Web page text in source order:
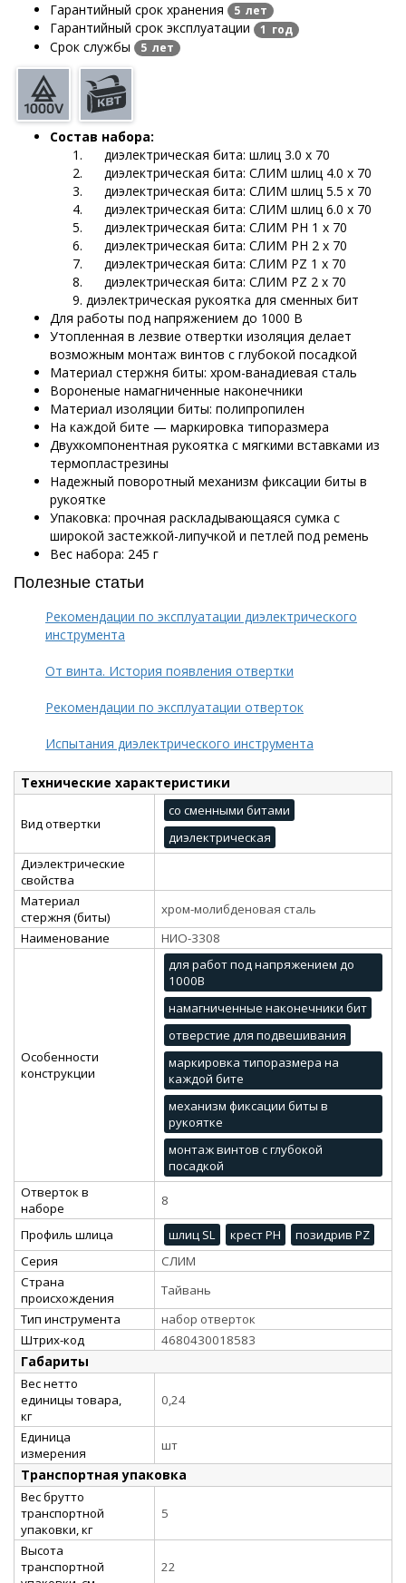
Гарантийный срок хранения 5 лет
Гарантийный срок эксплуатации 1 год
Срок службы 5 лет
Состав набора:
диэлектрическая бита: шлиц 3.0 х 70
диэлектрическая бита: СЛИМ шлиц 4.0 х 70
диэлектрическая бита: СЛИМ шлиц 5.5 х 70
диэлектрическая бита: СЛИМ шлиц 6.0 х 70
диэлектрическая бита: СЛИМ PH 1 х 70
диэлектрическая бита: СЛИМ PH 2 х 70
диэлектрическая бита: СЛИМ PZ 1 х 70
диэлектрическая бита: СЛИМ PZ 2 х 70
диэлектрическая рукоятка для сменных бит
Для работы под напряжением до 1000 В
Утопленная в лезвие отвертки изоляция делает
возможным монтаж винтов с глубокой посадкой
Материал стержня биты: хром-ванадиевая сталь
Вороненые намагниченные наконечники
Материал изоляции биты: полипропилен
На каждой бите — маркировка типоразмера
Двухкомпонентная рукоятка с мягкими вставками из
термопластрезины
Надежный поворотный механизм фиксации биты в
рукоятке
Упаковка: прочная раскладывающаяся сумка с
широкой застежкой-липучкой и петлей под ремень
Вес набора: 245 г
Полезные статьи
Рекомендации по эксплуатации диэлектрического
инструмента
От винта. История появления отвертки
Рекомендации по эксплуатации отверток
Испытания диэлектрического инструмента
Технические характеристики
Вид отвертки
со сменными битами
диэлектрическая
Диэлектрические
свойства
Материал
стержня (биты)
хром-молибденовая сталь
Наименование
НИО-3308
Особенности
конструкции
для работ под напряжением до
1000В
намагниченные наконечники бит
отверстие для подвешивания
маркировка типоразмера на
каждой бите
механизм фиксации биты в
рукоятке
монтаж винтов с глубокой
посадкой
Отверток в
наборе
8
Профиль шлица шлиц SL крест PH
позидрив PZ
Серия
СЛИМ
Страна
происхождения
Тайвань
Тип инструмента
набор отверток
Штрих-код
4680430018583
Габариты
Вес нетто
единицы товара,
кг
0,24
Единица
измерения
шт
Транспортная упаковка
Вес брутто
транспортной
упаковки, кг
5
Высота
транспортной
22